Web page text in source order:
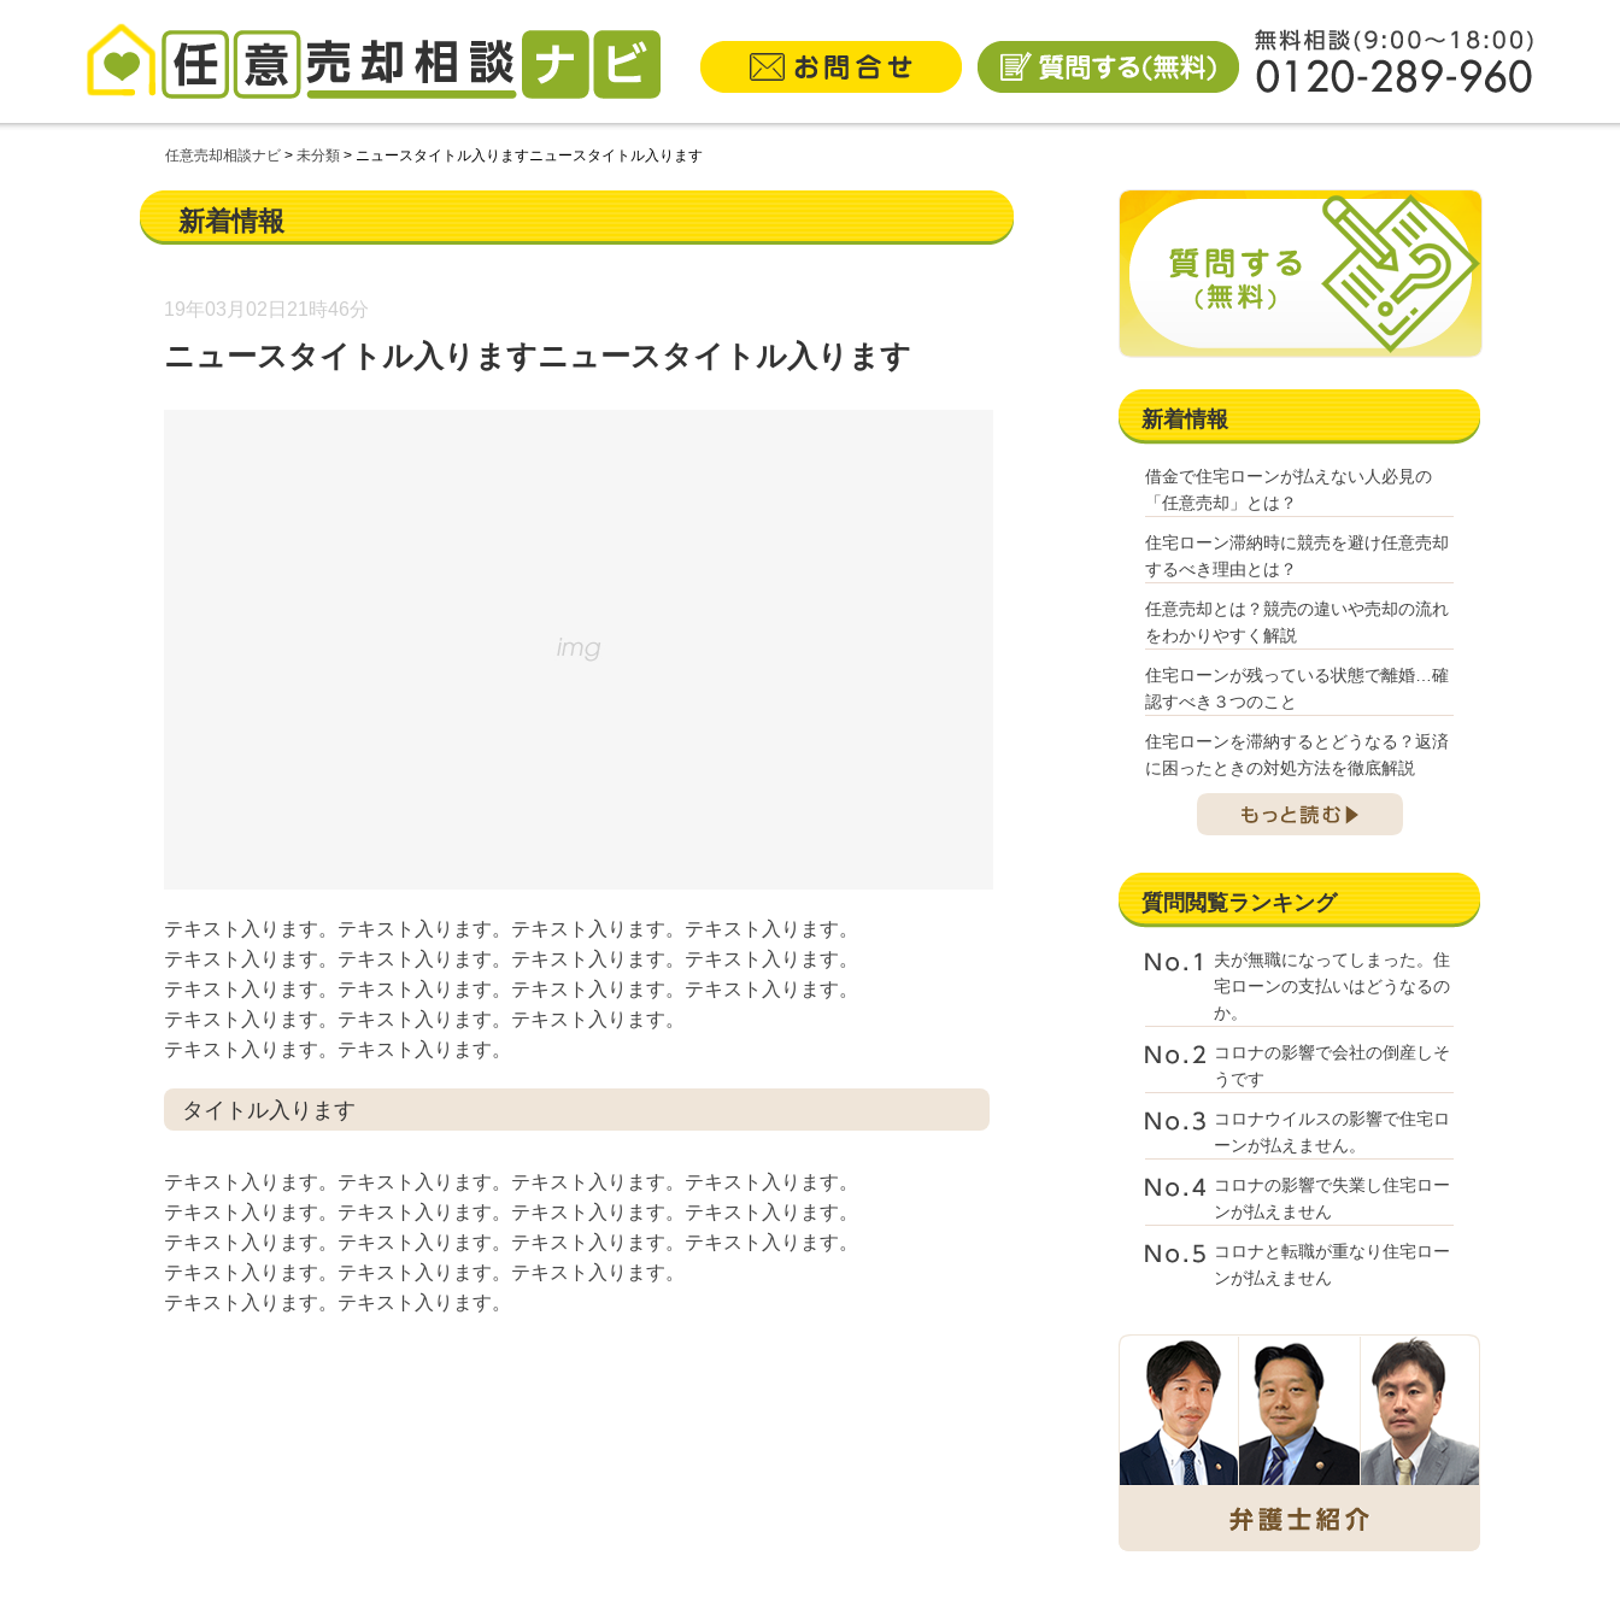
任意売却相談ナビ > 未分類 > ニュースタイトル入りますニュースタイトル入ります
新着情報
19年03月02日 21時46分
ニュースタイトル入りますニュースタイトル入ります
テキスト入ります。テキスト入ります。テキスト入ります。テキスト入ります。
テキスト入ります。テキスト入ります。テキスト入ります。テキスト入ります。
テキスト入ります。テキスト入ります。テキスト入ります。テキスト入ります。
テキスト入ります。テキスト入ります。テキスト入ります。
テキスト入ります。テキスト入ります。
タイトル入ります
テキスト入ります。テキスト入ります。テキスト入ります。テキスト入ります。
テキスト入ります。テキスト入ります。テキスト入ります。テキスト入ります。
テキスト入ります。テキスト入ります。テキスト入ります。テキスト入ります。
テキスト入ります。テキスト入ります。テキスト入ります。
テキスト入ります。テキスト入ります。
新着情報
借金で住宅ローンが払えない人必見の
「任意売却」とは？
住宅ローン滞納時に競売を避け任意売却
するべき理由とは？
任意売却とは？競売の違いや売却の流れ
をわかりやすく解説
住宅ローンが残っている状態で離婚…確
認すべき３つのこと
住宅ローンを滞納するとどうなる？返済
に困ったときの対処方法を徹底解説
質問閲覧ランキング
夫が無職になってしまった。住
宅ローンの支払いはどうなるの
か。
コロナの影響で会社の倒産しそ
うです
コロナウイルスの影響で住宅ロ
ーンが払えません。
コロナの影響で失業し住宅ロー
ンが払えません
コロナと転職が重なり住宅ロー
ンが払えません